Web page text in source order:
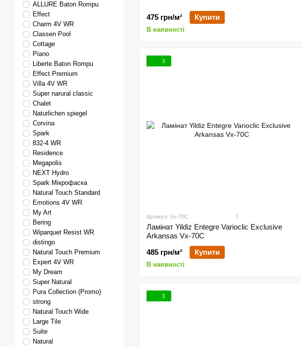
475 грн/м² Купити
В наявності
3
Артикул: Vx-70C 1
Ламінат Yildiz Entegre Varioclic Exclusive
Arkansas Vx-70C
485 грн/м²
Купити
В наявності
3
ALLURE Baton Rompu
Effect
Charm 4V WR
Classen Pool
Cottage
Piano
Liberte Baton Rompu
Effect Premium
Villa 4V WR
Super narural classic
Chalet
Naturlichen spiegel
Corvina
Spark
832-4 WR
Residence
Megapolis
NEXT Hydro
Spark Мікрофаска
Natural Touch Standard
Emotions 4V WR
My Art
Bering
Wiparquet Resist WR
distingo
Natural Touch Premium
Expert 4V WR
My Dream
Super Natural
Pura Collection (Promo)
strong
Natural Touch Wide
Large Tile
Suite
Natural